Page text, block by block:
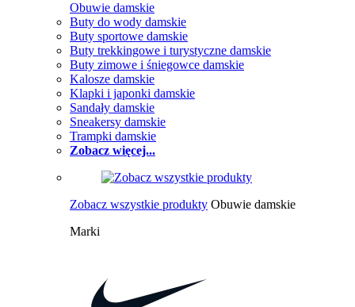
Obuwie damskie
Buty do wody damskie
Buty sportowe damskie
Buty trekkingowe i turystyczne damskie
Buty zimowe i śniegowce damskie
Kalosze damskie
Klapki i japonki damskie
Sandały damskie
Sneakersy damskie
Trampki damskie
Zobacz więcej...
Zobacz wszystkie produkty Obuwie damskie
Marki